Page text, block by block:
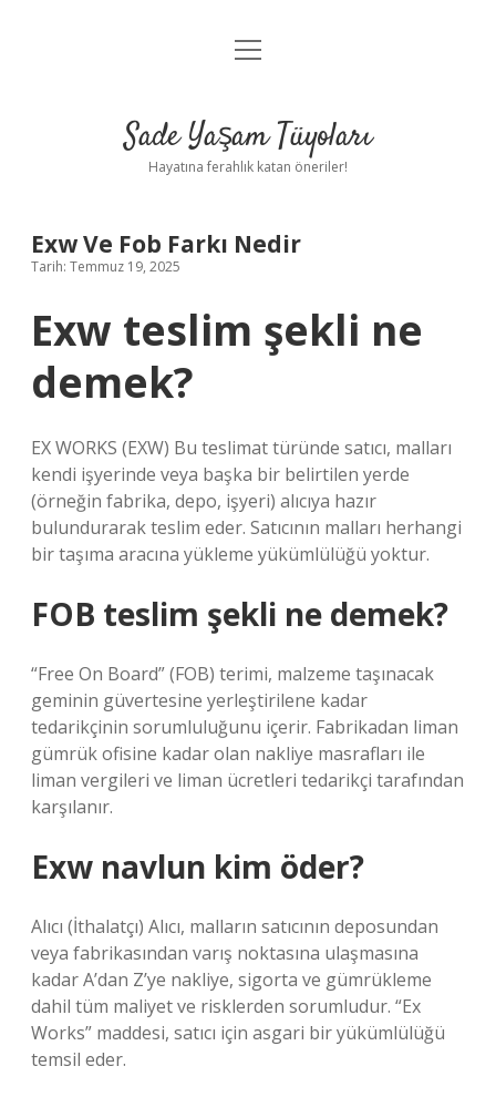
Anasayfa
Yasal Uyarı
menüyü
Sade Yaşam Tüyoları
Hayatına ferahlık katan öneriler!
Exw Ve Fob Farkı Nedir
Tarih: Temmuz 19, 2025
Exw teslim şekli ne
demek?
EX WORKS (EXW) Bu teslimat türünde satıcı, malları
kendi işyerinde veya başka bir belirtilen yerde
(örneğin fabrika, depo, işyeri) alıcıya hazır
bulundurarak teslim eder. Satıcının malları herhangi
bir taşıma aracına yükleme yükümlülüğü yoktur.
FOB teslim şekli ne demek?
“Free On Board” (FOB) terimi, malzeme taşınacak
geminin güvertesine yerleştirilene kadar
tedarikçinin sorumluluğunu içerir. Fabrikadan liman
gümrük ofisine kadar olan nakliye masrafları ile
liman vergileri ve liman ücretleri tedarikçi tarafından
karşılanır.
Exw navlun kim öder?
Alıcı (İthalatçı) Alıcı, malların satıcının deposundan
veya fabrikasından varış noktasına ulaşmasına
kadar A’dan Z’ye nakliye, sigorta ve gümrükleme
dahil tüm maliyet ve risklerden sorumludur. “Ex
Works” maddesi, satıcı için asgari bir yükümlülüğü
temsil eder.